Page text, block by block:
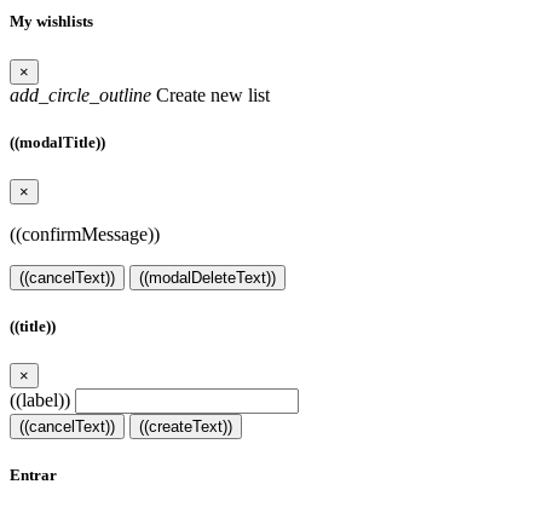
My wishlists
×
add_circle_outline Create new list
((modalTitle))
×
((confirmMessage))
((cancelText)) ((modalDeleteText))
((title))
×
((label))
((cancelText)) ((createText))
Entrar